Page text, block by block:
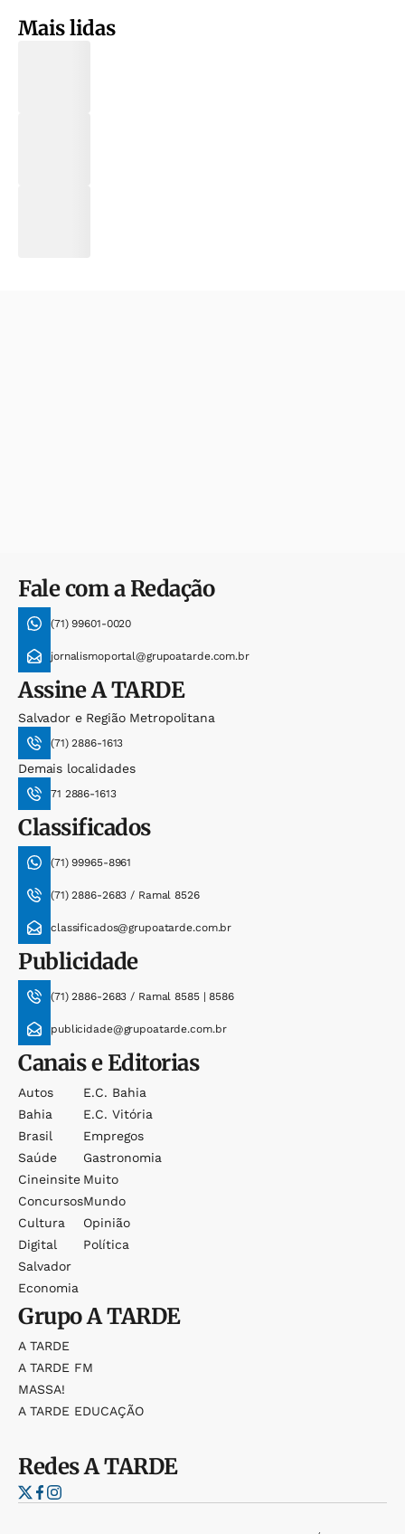
Mais lidas
Fale com a Redação
(71) 99601-0020
jornalismoportal@grupoatarde.com.br
AssineA TARDE
Salvador e Região Metropolitana
(71) 2886-1613
Demais localidades
71 2886-1613
Classificados
(71) 99965-8961
(71) 2886-2683 / Ramal 8526
classificados@grupoatarde.com.br
Publicidade
(71) 2886-2683 / Ramal 8585 | 8586
publicidade@grupoatarde.com.br
Canais e Editorias
Autos
Bahia
Brasil
Saúde
Cineinsite
Concursos
Cultura
Digital
Salvador
Economia
E.c. Bahia
E.c. Vitória
Empregos
Gastronomia
Muito
Mundo
Opinião
Política
GrupoA TARDE
A TARDE
A TARDE FM
MASSA!
A TARDE EDUCAÇÃO
RedesA TARDE